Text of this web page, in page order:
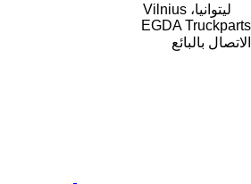
ليتوانيا، Vilnius
EGDA Truckparts
الاتصال بالبائع